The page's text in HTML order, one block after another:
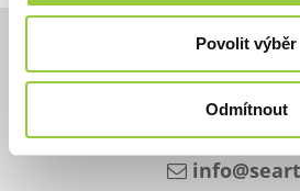
Povolit výběr
Odmítnout
KONTAKT
+48 601 316